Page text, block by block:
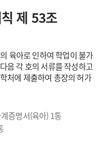
제 53조
육아로 인하여 학업이 불가
음 각 호의 서류를 작성하고
처에 제출하여 총장의 허가
증명서(육아) 1통